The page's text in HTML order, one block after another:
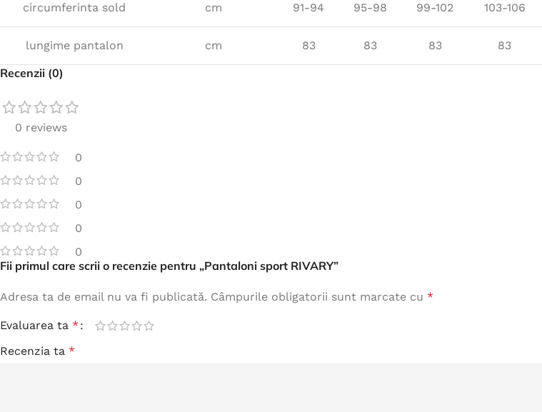
circumferinta sold cm 91-94 95-98 99-102 103-106
lungime pantalon cm 83 83 83 83
Recenzii (0)
0 reviews
0
0
0
0
0
Fii primul care scrii o recenzie pentru „Pantaloni sport RIVARY”
Adresa ta de email nu va fi publicată. Câmpurile obligatorii sunt marcate cu *
Evaluarea ta *
Recenzia ta *